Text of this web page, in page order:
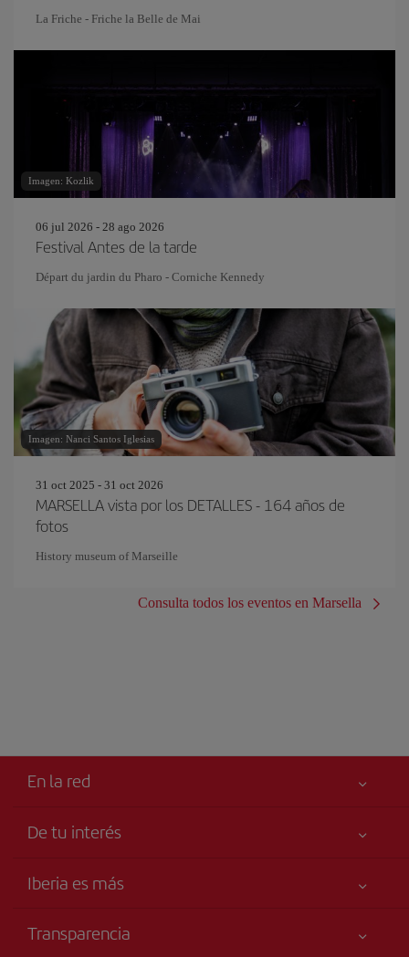
La Friche - Friche la Belle de Mai
Imagen: Kozlik
06 jul 2026 - 28 ago 2026
Festival Antes de la tarde
Départ du jardin du Pharo - Corniche Kennedy
Imagen: Nanci Santos Iglesias
31 oct 2025 - 31 oct 2026
MARSELLA vista por los DETALLES - 164 años de
fotos
History museum of Marseille
Consulta todos los eventos en Marsella
En la red
De tu interés
Tu seguridad es lo primero
Iberia es más
Talento a bordo
Transparencia